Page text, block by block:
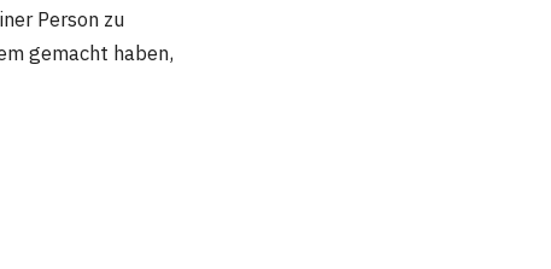
Person zu
gemacht haben,